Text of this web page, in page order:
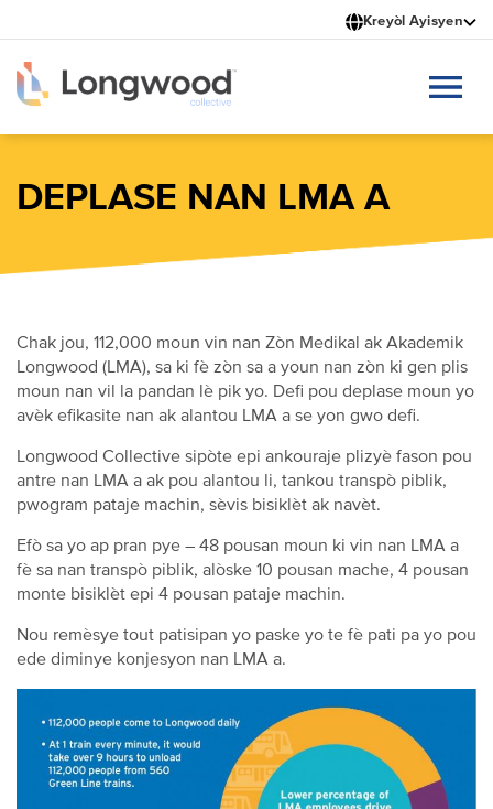
nan
kontni
prensipal
Kreyòl Ayisyen
DEPLASE NAN LMA A
Chak jou, 112,000 moun vin nan Zòn Medikal ak Akademik
Longwood (LMA), sa ki fè zòn sa a youn nan zòn ki gen plis
moun nan vil la pandan lè pik yo. Defi pou deplase moun yo
avèk efikasite nan ak alantou LMA a se yon gwo defi.
Longwood Collective sipòte epi ankouraje plizyè fason pou
antre nan LMA a ak pou alantou li, tankou transpò piblik,
pwogram pataje machin, sèvis bisiklèt ak navèt.
Efò sa yo ap pran pye – 48 pousan moun ki vin nan LMA a
fè sa nan transpò piblik, alòske 10 pousan mache, 4 pousan
monte bisiklèt epi 4 pousan pataje machin.
Nou remèsye tout patisipan yo paske yo te fè pati pa yo pou
ede diminye konjesyon nan LMA a.